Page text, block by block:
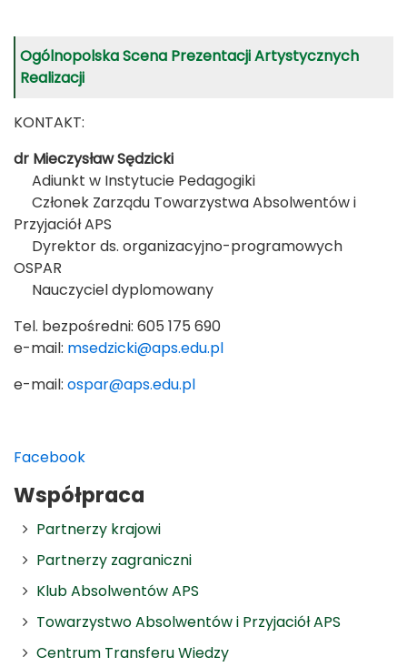
Współpraca
Partnerzy krajowi
Partnerzy zagraniczni
Klub Absolwentów APS
Towarzystwo Absolwentów i Przyjaciół APS
Centrum Transferu Wiedzy
Ogólnopolska Scena Prezentacji Artystycznych
Realizacji
KONTAKT:
dr Mieczysław Sędzicki
Adiunkt w Instytucie Pedagogiki
Członek Zarządu Towarzystwa Absolwentów i
Przyjaciół APS
Dyrektor ds. organizacyjno-programowych
OSPAR
Nauczyciel dyplomowany
Tel. bezpośredni: 605 175 690
e-mail: msedzicki@aps.edu.pl
e-mail: ospar@aps.edu.pl
Facebook